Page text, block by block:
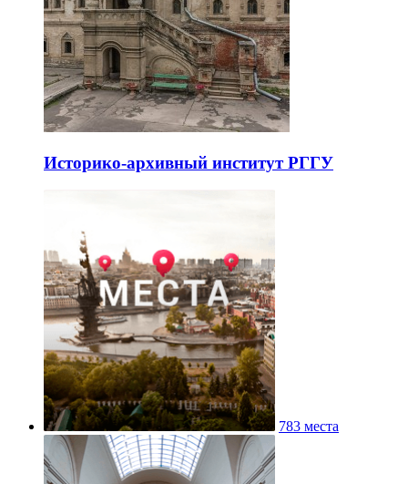
Историко-архивный институт РГГУ
783 места